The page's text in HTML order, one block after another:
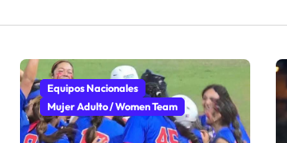
Equipos Nacionales
Mujer Adulto / Women Team